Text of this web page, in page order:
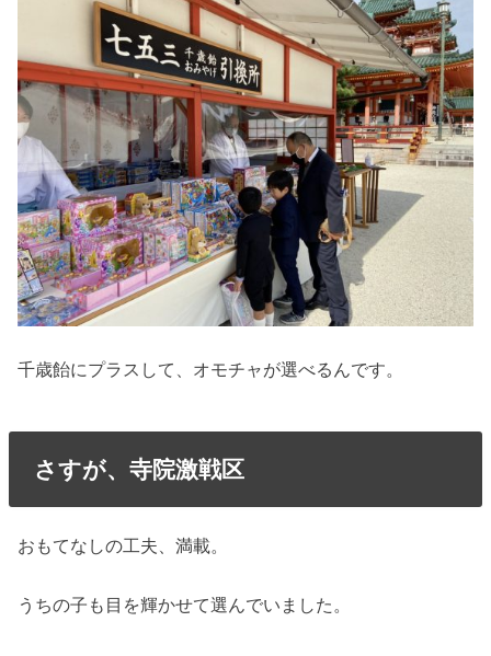
千歳飴にプラスして、オモチャが選べるんです。
さすが、寺院激戦区
おもてなしの工夫、満載。
うちの子も目を輝かせて選んでいました。